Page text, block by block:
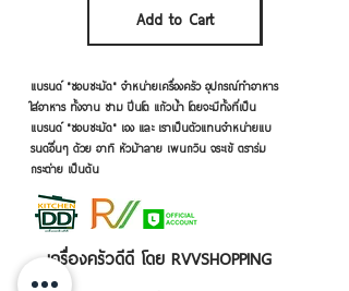
Add to Cart
แบรนด์ "ชอบชะมัด" จำหน่ายเครื่องครัว อุปกรณ์ทำอาหาร
ใส่อาหาร ทั้งจาน ชาม ปิ่นโต แก้วน้ำ โดยจะมีทั้งที่เป็น
แบรนด์ "ชอบชะมัด" เอง และ เราเป็นตัวแทนจำหน่ายแบ
รนด์อื่นๆ ด้วย อาทิ หัวม้าลาย เพนกวิน จระเข้ ตราร่ม
กระต่าย เป็นต้น
เครื่องครัวดีดี โดย RVVSHOPPING